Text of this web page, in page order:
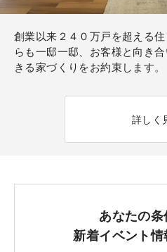
創業以来２４０万戸を超える
らも一邸一邸、お客様と向き
きる家づくりをお約束します。
詳しく
あなたの条
新着イベント情